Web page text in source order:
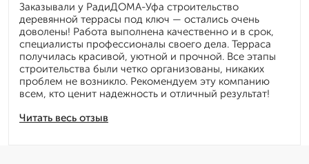
Читать весь отзыв
Заказывали у РадиДОМА-Уфа строительство
деревянной террасы под ключ — остались очень
доволены! Работа выполнена качественно и в срок,
специалисты профессионалы своего дела. Терраса
получилась красивой, уютной и прочной. Все этапы
строительства были четко организованы, никаких
проблем не возникло. Рекомендуем эту компанию
всем, кто ценит надежность и отличный результат!